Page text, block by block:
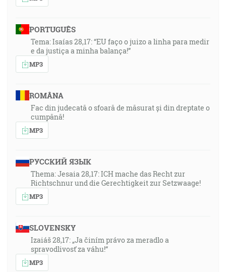
PORTUGUÊS
Tema: Isaías 28,17: “EU faço o juizo a linha para medir
e da justiça a minha balança!”
MP3
ROMÂNA
Fac din judecată o sfoară de măsurat și din dreptate o
cumpănă!
MP3
РУССКИЙ ЯЗЫК
Thema: Jesaia 28,17: ICH mache das Recht zur
Richtschnur und die Gerechtigkeit zur Setzwaage!
MP3
SLOVENSKY
Izaiáš 28,17: „Ja činím právo za meradlo a
spravodlivosť za váhu!“
MP3